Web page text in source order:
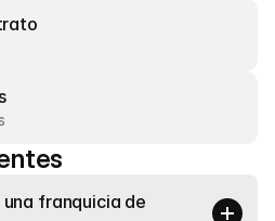
franquicia de